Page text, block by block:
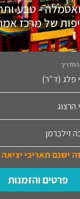
- טבע
פלג (ד"ר)
הרצוג
זילברמן
ישנם תאריכי יציאה
פרטים והזמנות